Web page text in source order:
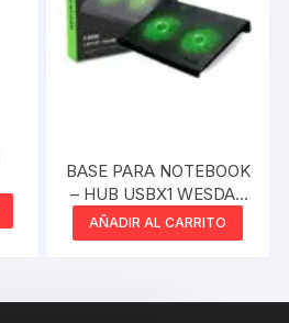
BASE PARA NOTEBOOK
– HUB USBX1 WESDAR
COOLER PAD
AÑADIR AL CARRITO